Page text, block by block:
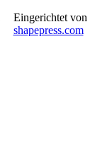
Eingerichtet von
shapepress.com